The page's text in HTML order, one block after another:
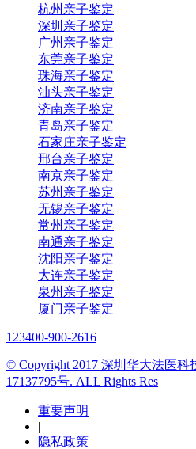
杭州亲子鉴定
深圳亲子鉴定
广州亲子鉴定
东莞亲子鉴定
珠海亲子鉴定
汕头亲子鉴定
济南亲子鉴定
青岛亲子鉴定
石家庄亲子鉴定
邢台亲子鉴定
南京亲子鉴定
苏州亲子鉴定
无锡亲子鉴定
常州亲子鉴定
南通亲子鉴定
沈阳亲子鉴定
大连亲子鉴定
泉州亲子鉴定
厦门亲子鉴定
123400-900-2616
© Copyright 2017 深圳华大法医科
17137795号. ALL Rights Res
重要声明
|
隐私政策